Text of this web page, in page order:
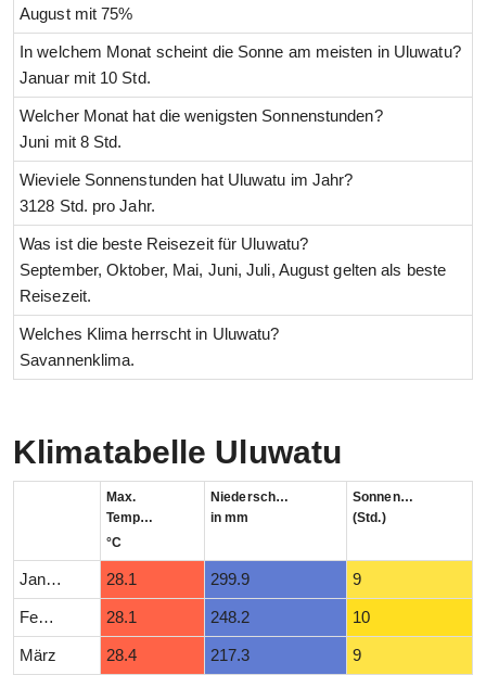
August mit 75%
In welchem Monat scheint die Sonne am meisten in Uluwatu?
Januar mit 10 Std.
Welcher Monat hat die wenigsten Sonnenstunden?
Juni mit 8 Std.
Wieviele Sonnenstunden hat Uluwatu im Jahr?
3128 Std. pro Jahr.
Was ist die beste Reisezeit für Uluwatu?
September, Oktober, Mai, Juni, Juli, August gelten als beste
Reisezeit.
Welches Klima herrscht in Uluwatu?
Savannenklima.
Klimatabelle Uluwatu
Max.
Temperatur
°C
Niederschlag
in mm
Sonnenstunden
(Std.)
Januar 28.1 299.9 9
Februar 28.1 248.2 10
März 28.4 217.3 9